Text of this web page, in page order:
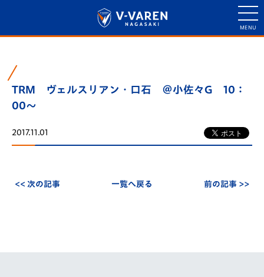
TRM ヴェルスリアン・口石 ＠小佐々G 10：
00～
2017.11.01
<< 次の記事 一覧へ戻る 前の記事 >>